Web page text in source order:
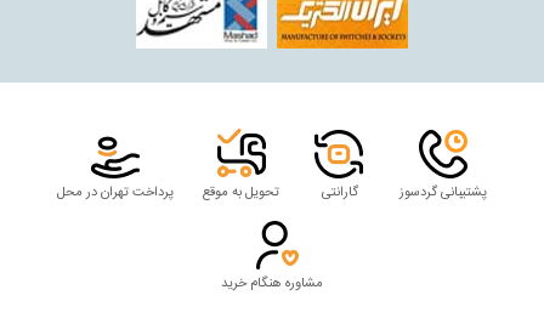
پشتیبانی گردسوز گارانتی تحویل به موقع پرداخت تهران در محل
مشاوره هنگام خرید